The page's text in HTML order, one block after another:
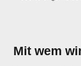
Mit wem